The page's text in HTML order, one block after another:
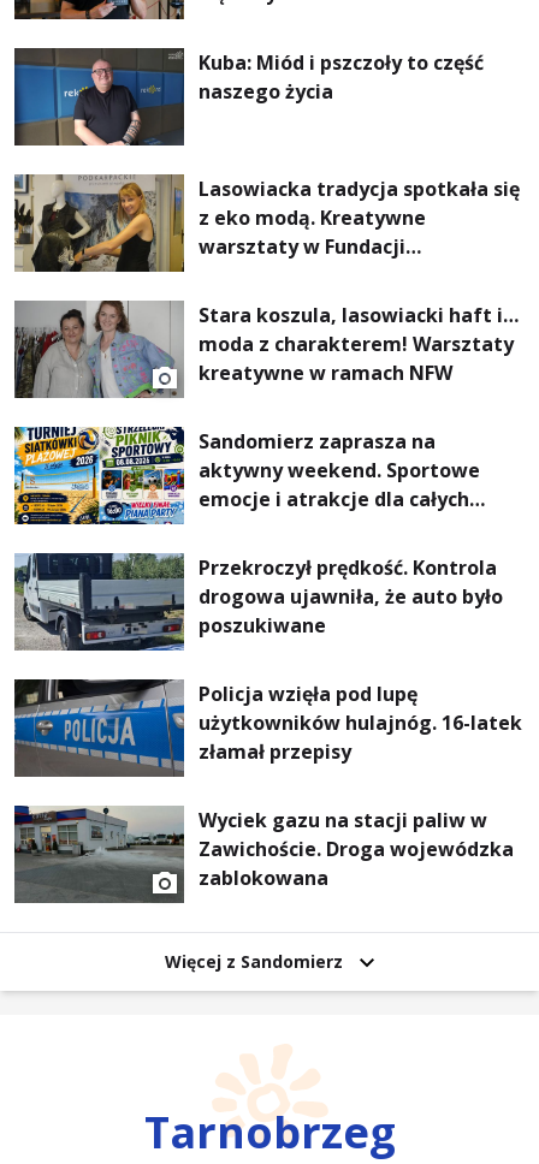
Kuba: Miód i pszczoły to część
naszego życia
Lasowiacka tradycja spotkała się
z eko modą. Kreatywne
warsztaty w Fundacji
Stara koszula, lasowiacki haft i…
moda z charakterem! Warsztaty
kreatywne w ramach NFW
Sandomierz zaprasza na
aktywny weekend. Sportowe
emocje i atrakcje dla całych
Przekroczył prędkość. Kontrola
drogowa ujawniła, że auto było
poszukiwane
Policja wzięła pod lupę
użytkowników hulajnóg. 16-latek
złamał przepisy
Wyciek gazu na stacji paliw w
Zawichoście. Droga wojewódzka
zablokowana
Więcej z Sandomierz
Tarnobrzeg